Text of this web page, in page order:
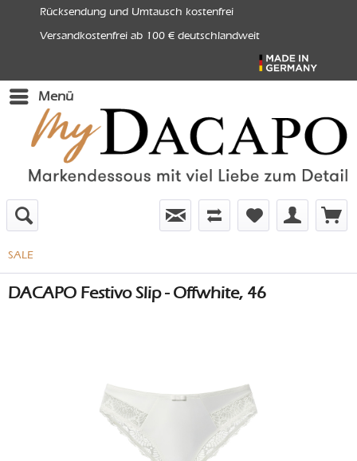
Rücksendung und Umtausch kostenfrei
Versandkostenfrei ab 100 € deutschlandweit
Menü
SALE
DACAPO Festivo Slip - Offwhite, 46